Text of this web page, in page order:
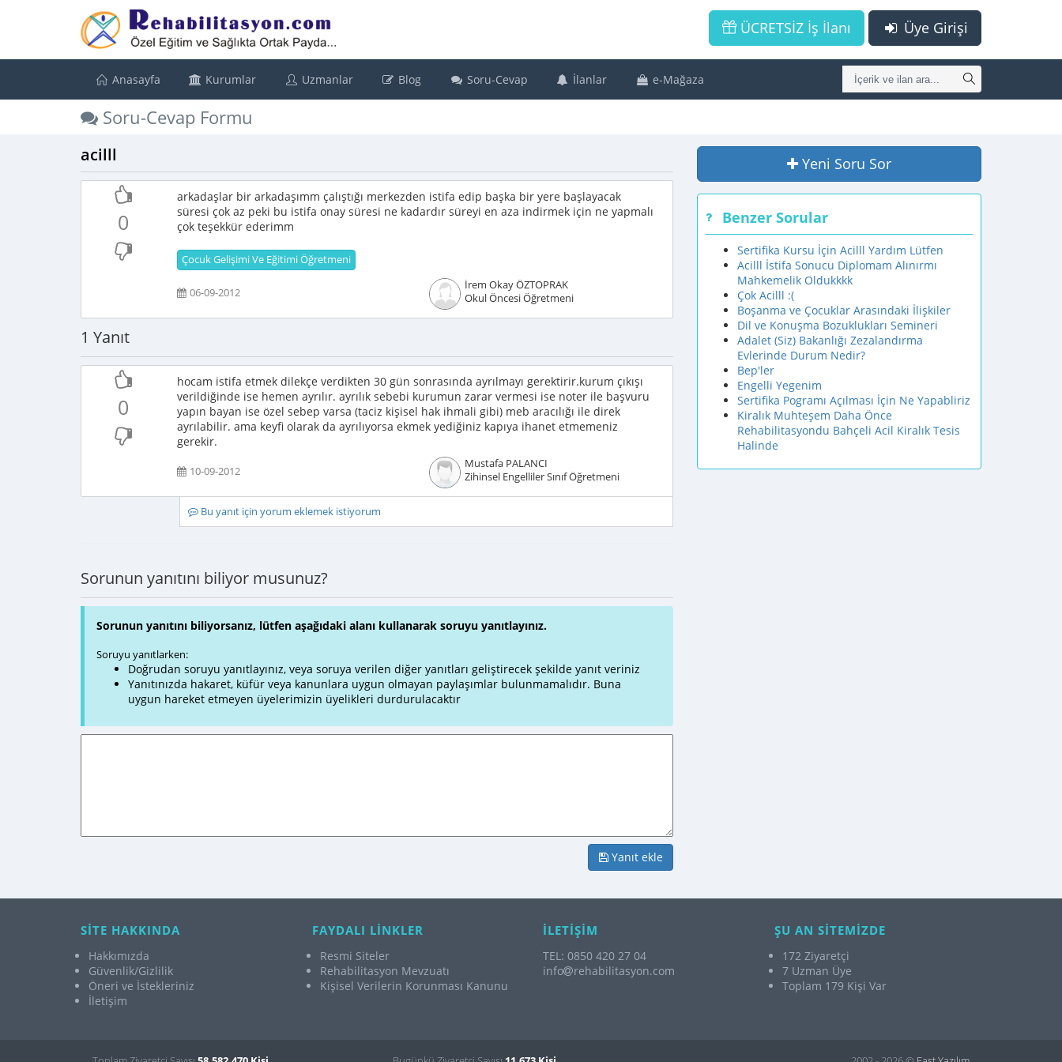
Üye Girişi
ÜCRETSİZ İş İlanı
Anasayfa Kurumlar Uzmanlar Blog Soru-Cevap İlanlar e-Mağaza
Soru-Cevap Formu
acilll
0
arkadaşlar bir arkadaşımm çalıştığı merkezden istifa edip başka bir yere başlayacak
süresi çok az peki bu istifa onay süresi ne kadardır süreyi en aza indirmek için ne yapmalı
çok teşekkür ederimm
Çocuk Gelişimi Ve Eğitimi Öğretmeni
06-09-2012
İrem Okay ÖZTOPRAK
Okul Öncesi Öğretmeni
1 Yanıt
0
hocam istifa etmek dilekçe verdikten 30 gün sonrasında ayrılmayı gerektirir.kurum çıkışı
verildiğinde ise hemen ayrılır. ayrılık sebebi kurumun zarar vermesi ise noter ile başvuru
yapın bayan ise özel sebep varsa (taciz kişisel hak ihmali gibi) meb aracılığı ile direk
ayrılabilir. ama keyfi olarak da ayrılıyorsa ekmek yediğiniz kapıya ihanet etmemeniz
gerekir.
10-09-2012
Mustafa PALANCI
Zihinsel Engelliler Sınıf Öğretmeni
Bu yanıt için yorum eklemek istiyorum
Sorunun yanıtını biliyor musunuz?
Sorunun yanıtını biliyorsanız, lütfen aşağıdaki alanı kullanarak soruyu yanıtlayınız.
Soruyu yanıtlarken:
Doğrudan soruyu yanıtlayınız, veya soruya verilen diğer yanıtları geliştirecek şekilde yanıt veriniz
Yanıtınızda hakaret, küfür veya kanunlara uygun olmayan paylaşımlar bulunmamalıdır. Buna
uygun hareket etmeyen üyelerimizin üyelikleri durdurulacaktır
Yanıt ekle
Yeni Soru Sor
Benzer Sorular
Sertifika Kursu İçin Acilll Yardım Lütfen
Acilll İstifa Sonucu Diplomam Alınırmı
Mahkemelik Oldukkkk
Çok Acilll :(
Boşanma ve Çocuklar Arasındaki İlişkiler
Dil ve Konuşma Bozuklukları Semineri
Adalet (Siz) Bakanlığı Zezalandırma
Evlerinde Durum Nedir?
Bep'ler
Engelli Yegenim
Sertifika Pogramı Açılması İçin Ne Yapabliriz
Kiralık Muhteşem Daha Önce
Rehabilitasyondu Bahçeli Acil Kiralık Tesis
Halinde
SİTE HAKKINDA
Hakkımızda
Güvenlik/Gizlilik
Öneri ve İstekleriniz
İletişim
FAYDALI LİNKLER
Resmi Siteler
Rehabilitasyon Mevzuatı
Kişisel Verilerin Korunması Kanunu
İLETİŞİM
TEL: 0850 420 27 04
info
rehabilitasyon.com
ŞU AN SİTEMİZDE
172 Ziyaretçi
7 Uzman Üye
Toplam 179 Kişi Var